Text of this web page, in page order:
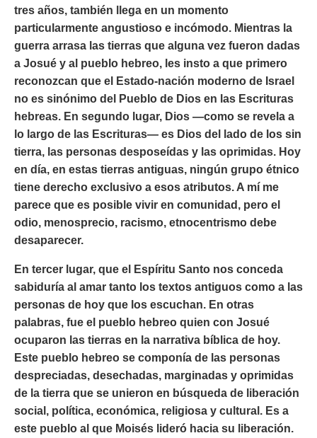
tres años, también llega en un momento
particularmente angustioso e incómodo. Mientras la
guerra arrasa las tierras que alguna vez fueron dadas
a Josué y al pueblo hebreo, les insto a que primero
reconozcan que el Estado-nación moderno de Israel
no es sinónimo del Pueblo de Dios en las Escrituras
hebreas. En segundo lugar, Dios —como se revela a
lo largo de las Escrituras— es Dios del lado de los sin
tierra, las personas desposeídas y las oprimidas. Hoy
en día, en estas tierras antiguas, ningún grupo étnico
tiene derecho exclusivo a esos atributos. A mí me
parece que es posible vivir en comunidad, pero el
odio, menosprecio, racismo, etnocentrismo debe
desaparecer.
En tercer lugar, que el Espíritu Santo nos conceda
sabiduría al amar tanto los textos antiguos como a las
personas de hoy que los escuchan. En otras
palabras, fue el pueblo hebreo quien con Josué
ocuparon las tierras en la narrativa bíblica de hoy.
Este pueblo hebreo se componía de las personas
despreciadas, desechadas, marginadas y oprimidas
de la tierra que se unieron en búsqueda de liberación
social, política, económica, religiosa y cultural. Es a
este pueblo al que Moisés lideró hacia su liberación.